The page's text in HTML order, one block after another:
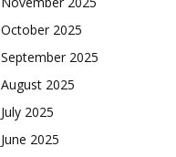
October 2025
September 2025
August 2025
July 2025
June 2025